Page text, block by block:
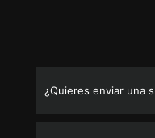
¿Quieres enviar una